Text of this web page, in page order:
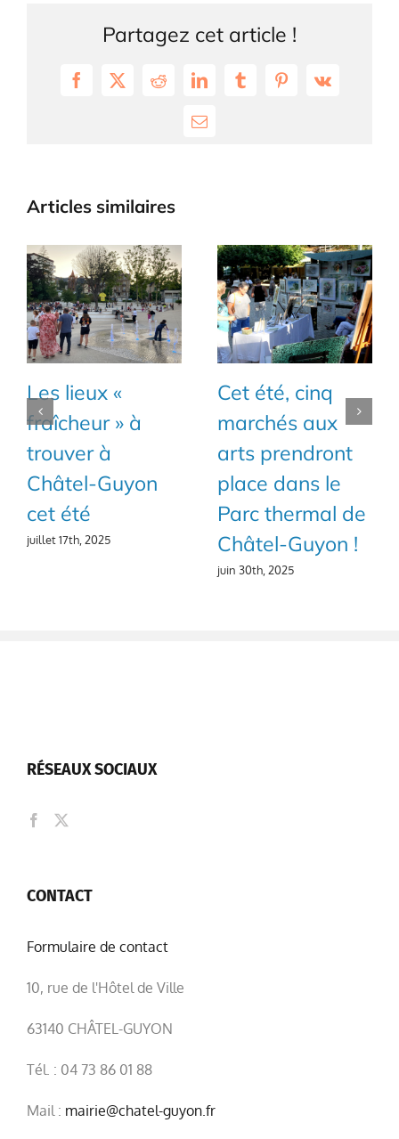
Partagez cet article !
Facebook
X RedditLinkedInTumblrPinterest
Vk
Email
Articles similaires
Les lieux «
fraîcheur » à
trouver à
Châtel-Guyon
cet été
juillet 17th, 2025
Cet été, cinq
marchés aux
arts prendront
place dans le
Parc thermal de
Châtel-Guyon !
juin 30th, 2025
RÉSEAUX SOCIAUX
CONTACT
Formulaire de contact
10, rue de l'Hôtel de Ville
63140 CHÂTEL-GUYON
Tél. : 04 73 86 01 88
Mail : mairie@chatel-guyon.fr